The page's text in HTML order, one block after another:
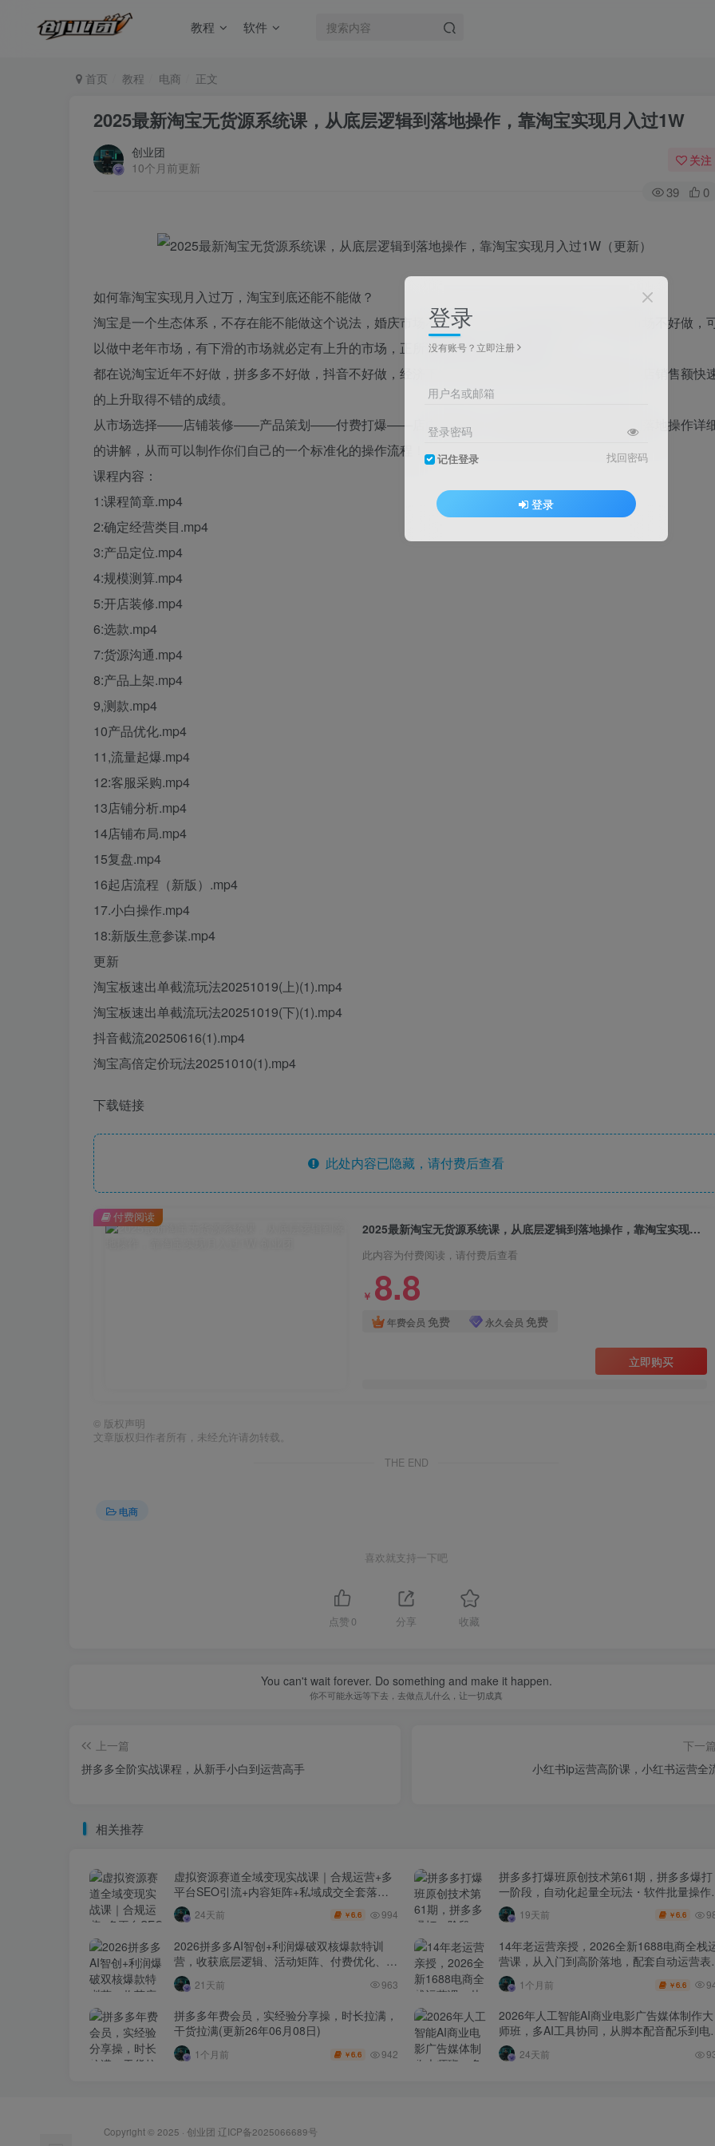
教程 软件
首页 教程 电商 正文
2025最新淘宝无货源系统课，从底层逻辑到落地操作，靠淘宝实现月入过1W
创业团
10个月前更新
关注
39 0
如何靠淘宝实现月入过万，淘宝到底还能不能做？
淘宝是一个生态体系，不存在能不能做这个说法，婚庆市场不好做，我们可以做宠物市场，宠物市场不好做，
以做中老年市场，有下滑的市场就必定有上升的市场，正所谓阳极必衰，阴极必盛！
都在说淘宝近年不好做，拼多多不好做，抖音不好做，经济下滑，但是为什么每个月还是有很多小店销售额快
的上升取得不错的成绩。
从市场选择——店铺装修——产品策划——付费打爆——店内布局每一步的操作都会从底层逻辑到落地操作详
的讲解，从而可以制作你们自己的一个标准化的操作流程！
课程内容：
1:课程简章.mp4
2:确定经营类目.mp4
3:产品定位.mp4
4:规模测算.mp4
5:开店装修.mp4
6:选款.mp4
7:货源沟通.mp4
8:产品上架.mp4
9,测款.mp4
10产品优化.mp4
11,流量起爆.mp4
12:客服采购.mp4
13店铺分析.mp4
14店铺布局.mp4
15复盘.mp4
16起店流程（新版）.mp4
17.小白操作.mp4
18:新版生意参谋.mp4
更新
淘宝板速出单截流玩法20251019(上)(1).mp4
淘宝板速出单截流玩法20251019(下)(1).mp4
抖音截流20250616(1).mp4
淘宝高倍定价玩法20251010(1).mp4
下载链接
此处内容已隐藏，请付费后查看
2025最新淘宝无货源系统课，从底层逻辑到落地操作，靠淘宝实现月入过1W
此内容为付费阅读，请付费后查看
￥ 8.8
年费会员 免费 永久会员 免费
立即购买
付费阅读
© 版权声明
文章版权归作者所有，未经允许请勿转载。
THE END
电商
喜欢就支持一下吧
点赞 0 分享 收藏
You can't wait forever. Do something and make it happen.
你不可能永远等下去，去做点儿什么，让一切成真
上一篇
拼多多全阶实战课程，从新手小白到运营高手
下一
小红书ip运营高阶课，小红书运营全
相关推荐
虚拟资源赛道全域变现实战课｜合规运营+多
平台SEO引流+内容矩阵+私域成交全套落地
玩法
24天前 ￥6.6 994
拼多多打爆班原创技术第61期，拼多多爆打
一阶段，自动化起量全玩法・软件批量操作
投产优化・大促矩阵实战课
19天前 ￥6.6
2026拼多多AI智创+利润爆破双核爆款特训
营，收获底层逻辑、活动矩阵、付费优化、0-
1打爆SOP
21天前 963
14年老运营亲授，2026全新1688电商全栈
营课，从入门到高阶落地，配套自动运营表
+工具包+直播诊断等
1个月前 ￥6.6
拼多多年费会员，实经验分享操，时长拉满，
干货拉满(更新26年06月08日)
1个月前 ￥6.6 942
2026年人工智能AI商业电影广告媒体制作大
师班，多AI工具协同，从脚本配音配乐到电
级短片、品牌广告全流程实战（中英字幕）
24天前
Copyright © 2025 · 创业团 辽ICP备2025066689号
登录
没有账号？立即注册
用户名或邮箱
登录密码
记住登录 找回密码
登录